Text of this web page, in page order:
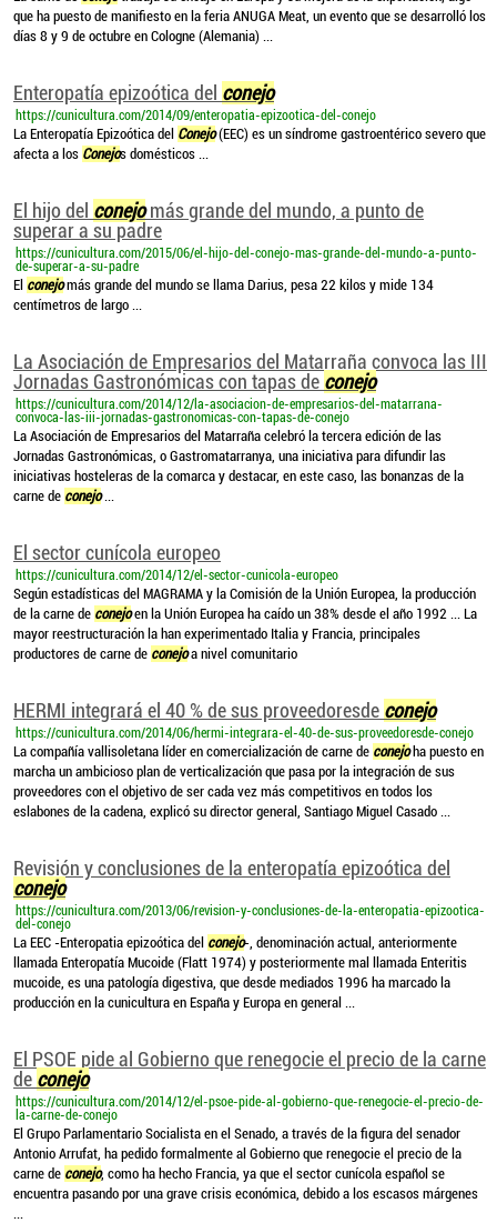
que ha puesto de manifiesto en la feria ANUGA Meat, un evento que se desarrolló los
días 8 y 9 de octubre en Cologne (Alemania) ...
Enteropatía epizoótica del conejo
https://cunicultura.com/2014/09/enteropatia-epizootica-del-conejo
La Enteropatía Epizoótica del Conejo(EEC) es un síndrome gastroentérico severo que
afecta a los Conejos domésticos ...
El hijo del conejomás grande del mundo, a punto de
superar a su padre
https://cunicultura.com/2015/06/el-hijo-del-conejo-mas-grande-del-mundo-a-punto-
de-superar-a-su-padre
El conejomás grande del mundo se llama Darius, pesa 22 kilos y mide 134
centímetros de largo ...
La Asociación de Empresarios del Matarraña convoca las III
Jornadas Gastronómicas con tapas de conejo
https://cunicultura.com/2014/12/la-asociacion-de-empresarios-del-matarrana-
convoca-las-iii-jornadas-gastronomicas-con-tapas-de-conejo
La Asociación de Empresarios del Matarraña celebró la tercera edición de las
Jornadas Gastronómicas, o Gastromatarranya, una iniciativa para difundir las
iniciativas hosteleras de la comarca y destacar, en este caso, las bonanzas de la
carne de conejo...
El sector cunícola europeo
https://cunicultura.com/2014/12/el-sector-cunicola-europeo
Según estadísticas del MAGRAMA y la Comisión de la Unión Europea, la producción
de la carne de conejoen la Unión Europea ha caído un 38% desde el año 1992 ... La
mayor reestructuración la han experimentado Italia y Francia, principales
productores de carne de conejoa nivel comunitario
HERMI integrará el 40 % de sus proveedoresde conejo
https://cunicultura.com/2014/06/hermi-integrara-el-40-de-sus-proveedoresde-conejo
La compañía vallisoletana líder en comercialización de carne de conejoha puesto en
marcha un ambicioso plan de verticalización que pasa por la integración de sus
proveedores con el objetivo de ser cada vez más competitivos en todos los
eslabones de la cadena, explicó su director general, Santiago Miguel Casado ...
Revisión y conclusiones de la enteropatía epizoótica del
conejo
https://cunicultura.com/2013/06/revision-y-conclusiones-de-la-enteropatia-epizootica-
del-conejo
La EEC -Enteropatia epizoótica del conejo-, denominación actual, anteriormente
llamada Enteropatía Mucoide (Flatt 1974) y posteriormente mal llamada Enteritis
mucoide, es una patología digestiva, que desde mediados 1996 ha marcado la
producción en la cunicultura en España y Europa en general ...
El PSOE pide al Gobierno que renegocie el precio de la carne
de conejo
https://cunicultura.com/2014/12/el-psoe-pide-al-gobierno-que-renegocie-el-precio-de-
la-carne-de-conejo
El Grupo Parlamentario Socialista en el Senado, a través de la figura del senador
Antonio Arrufat, ha pedido formalmente al Gobierno que renegocie el precio de la
carne de conejo, como ha hecho Francia, ya que el sector cunícola español se
encuentra pasando por una grave crisis económica, debido a los escasos márgenes
...